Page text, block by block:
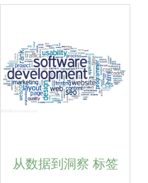
从数据到洞察 标签